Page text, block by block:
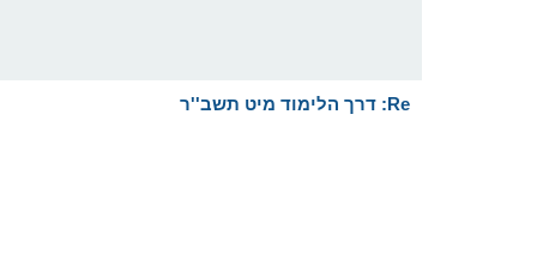
Re: דרך הלימוד מיט תשב''ר